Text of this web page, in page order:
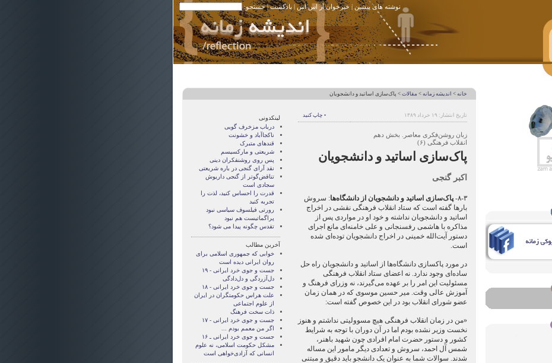
نوشته های پیشین|خبرخوان آر اس اس |پادکست | جستجو:
خانه > انديشه زمانه > مقالات > پاک‌سازی اساتید و دانشجویان
تاریخ انتشار: ۱۹ خرداد ۱۳۸۹ • چاپ کنید
زبان روشن‌فکری معاصر. بخش دهم
انقلاب فرهنگی (۶)
پاک‌سازی اساتید و دانشجویان
اکبر گنجی
۸-۳- پاک‌سازی اساتید و دانشجویان از دانشگاه‌ها: سروش
بارها گفته است که ستاد انقلاب فرهنگی نقشی در اخراج
اساتید و دانشجویان نداشته و خود او در مواردی پس از
مذاکره با هاشمی رفسنجانی و علی خامنه‌ای مانع اجرای
دستور آیت‌الله خمینی در اخراج دانشجویان توده‌ای شده
است.
در مورد پاکسازی دانشگاه‌ها از اساتید و دانشجویان راه حل
ساده‌ای وجود ندارد. نه اعضای ستاد انقلاب فرهنگی
مسئولیت این امر را بر عهده می‌گیرند، نه وزرای فرهنگ و
آموزش عالی وقت. میر حسین موسوی که در همان زمان
عضو شورای انقلاب بود در این خصوص گفته است:
«من در زمان انقلاب فرهنگی هيچ مسووليتی نداشتم و هنوز
نخست وزير نشده بودم اما در آن دوران با توجه به شرايط
کشور و دستور حضرت امام افرادی چون شهيد باهنر،
شمس آل احمد، سروش و تعدادی ديگر مامور اين مساله
شدند. سوالات شما به عنوان يک دانشجو بايد دقيق و مبتنی
لینکدونی
درباب مزخرف گویی
ناکجاآباد و خشونت
قندهای متبرک
شریعتی و مارکسیسم
پس روی روشنفکران دینی
نقد آرای گنجی در باره شریعتی
تناقض‌گوتر از گنجی داريوش
سجادی است
قدرت را احساس کنید، لذت را
تجربه کنید
رورتی فيلسوف سياسی نبود
پراگماتيست هم نبود
تقدس چگونه پيدا می شود؟
آخرین مطالب
خوابی که جمهوری اسلامی برای
روان ایرانی دیده است
جست و جوی خرد ایرانی - ۱۹
دل‌آزردگی و دل‌دادگی
جست و جوی خرد ایرانی - ۱۸
علت هراس حکومتگران در ایران
از علوم اجتماعی
ذات سخت فرهنگ
جست و جوی خرد ایرانی - ۱۷
اگر من معمم بودم ...
جست و جوی خرد ایرانی ـ ۱۶
مشکل حکومت اسلامی، نه علوم
انسانی که آزادی‌خواهی است